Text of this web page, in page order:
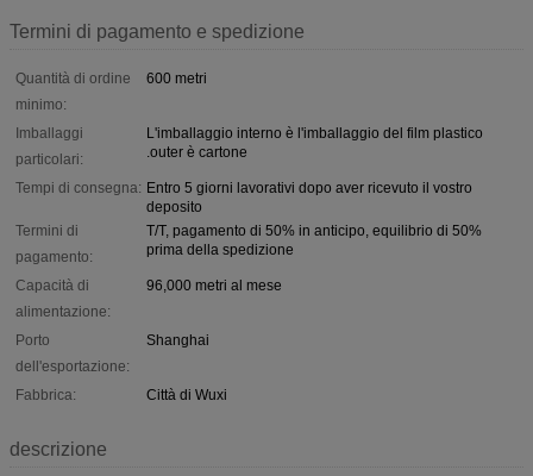
Termini di pagamento e spedizione
Quantità di ordine
minimo:
600 metri
Imballaggi
particolari:
L'imballaggio interno è l'imballaggio del film plastico
.outer è cartone
Tempi di consegna: Entro 5 giorni lavorativi dopo aver ricevuto il vostro
deposito
Termini di
pagamento:
T/T, pagamento di 50% in anticipo, equilibrio di 50%
prima della spedizione
Capacità di
alimentazione:
96,000 metri al mese
Porto
dell'esportazione:
Shanghai
Fabbrica: Città di Wuxi
descrizione